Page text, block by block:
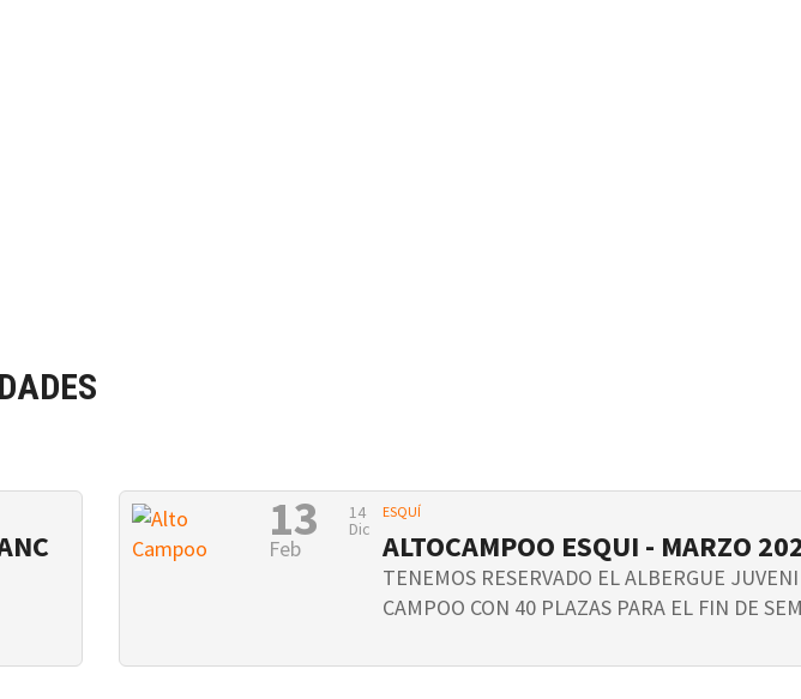
13
Feb
14
Dic
ESQUÍ
ALTOCAMPOO ESQUI - MARZO
TENEMOS RESERVADO EL ALBERGUE
CAMPOO CON 40 PLAZAS PARA EL FIN DE